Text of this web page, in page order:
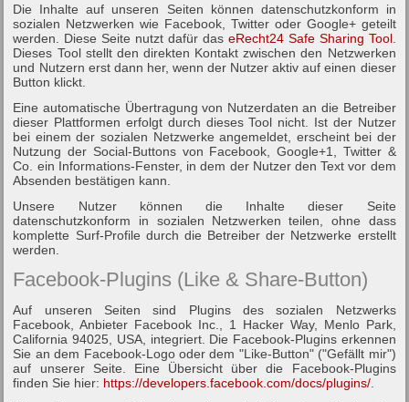
Die Inhalte auf unseren Seiten können datenschutzkonform in
sozialen Netzwerken wie Facebook, Twitter oder Google+ geteilt
werden. Diese Seite nutzt dafür das eRecht24 Safe Sharing Tool.
Dieses Tool stellt den direkten Kontakt zwischen den Netzwerken
und Nutzern erst dann her, wenn der Nutzer aktiv auf einen dieser
Button klickt.
Eine automatische Übertragung von Nutzerdaten an die Betreiber
dieser Plattformen erfolgt durch dieses Tool nicht. Ist der Nutzer
bei einem der sozialen Netzwerke angemeldet, erscheint bei der
Nutzung der Social-Buttons von Facebook, Google+1, Twitter &
Co. ein Informations-Fenster, in dem der Nutzer den Text vor dem
Absenden bestätigen kann.
Unsere Nutzer können die Inhalte dieser Seite
datenschutzkonform in sozialen Netzwerken teilen, ohne dass
komplette Surf-Profile durch die Betreiber der Netzwerke erstellt
werden.
Facebook-Plugins (Like & Share-Button)
Auf unseren Seiten sind Plugins des sozialen Netzwerks
Facebook, Anbieter Facebook Inc., 1 Hacker Way, Menlo Park,
California 94025, USA, integriert. Die Facebook-Plugins erkennen
Sie an dem Facebook-Logo oder dem "Like-Button" ("Gefällt mir")
auf unserer Seite. Eine Übersicht über die Facebook-Plugins
finden Sie hier: https://developers.facebook.com/docs/plugins/